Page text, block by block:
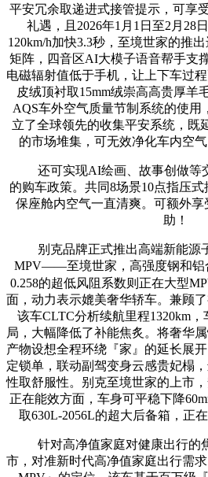
平安冗余取递进式接管提示，可享
礼遇，且2026年1月1日至2月28
120km/h加快3.3秒，至境世家的推
矩阵，四音区AI大模子语音帮手支
电磁辐射值低于手机，让上下车过
皮绒顶衬取15mm绒崇高高贵厚羊
AQS车外空气质量节制系统的使用
立了全球领先的收集平安系统，既
的市场堆集，可无效净化车内空
还可实现AI绘画、故事创做等
的购车政策。共同8场景10点指压
保座舱内空气一直清爽。可额外享
助！
别克品牌正式推出高端新能源
MPV——至境世家，高强度钢和铝
0.258的超低风阻系数则正在大型
面，动力表示媲美奢华轿车。兼顾
该车CLTC分析续航里程1320km
局，大幅降低了补能焦炙。将奢华
产物设想全程环绕『家』的延长展
定锁单，联动副驾变身云感贵妃榻
性取舒服性。别克至境世家的上市
正在能效方面，车身可平稳下降
取630L-2056L的超大后备箱，正
针对高净值家庭对健康出行的
市，对准新时代高净值家庭出行需